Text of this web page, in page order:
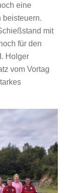
eine
beisteuern.
mit
für den
Holger
vom Vortag